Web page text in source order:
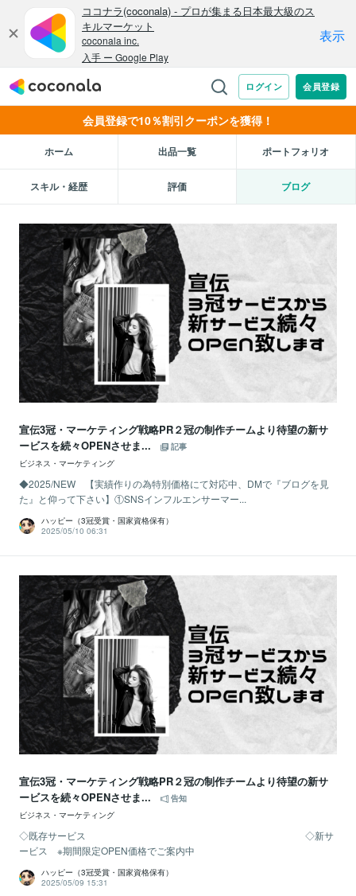
会員登録で10％割引クーポンを獲得！
ホーム 出品一覧 ポートフォリオ
スキル・経歴 評価 ブログ
宣伝3冠・マーケティング戦略PR２冠の制作チームより待望の新サ
ービスを続々OPENさせま...
記事
ビジネス・マーケティング
◆2025/NEW 【実績作りの為特別価格にて対応中、DMで『ブログを見
た』と仰って下さい】①SNSインフルエンサーマー...
ハッピー（3冠受賞・国家資格保有）
2025/05/10 06:31
宣伝3冠・マーケティング戦略PR２冠の制作チームより待望の新サ
ービスを続々OPENさせま...
告知
ビジネス・マーケティング
◇既存サービス ◇新サ
ービス ※期間限定OPEN価格でご案内中
ハッピー（3冠受賞・国家資格保有）
2025/05/09 15:31